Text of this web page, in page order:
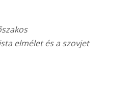
elmélet és a szovjet